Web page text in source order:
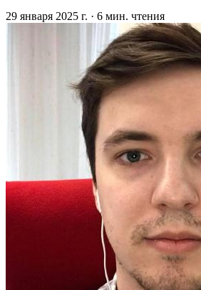
29 января 2025 г. · 6 мин. чтения